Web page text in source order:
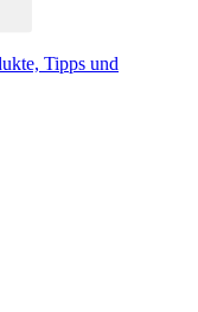
Tipps und